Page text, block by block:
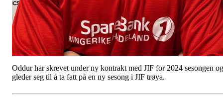
Oddur har skrevet under ny kontrakt med JIF for 2024 sesongen og
gleder seg til å ta fatt på en ny sesong i JIF trøya.